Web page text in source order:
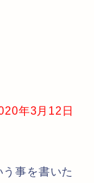
年3月12日
事を書いた